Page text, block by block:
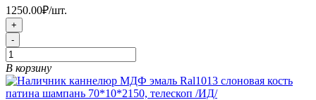
1250.00₽/шт.
+
-
В корзину